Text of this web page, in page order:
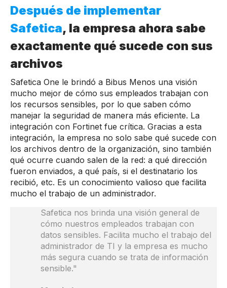
Después de implementar
Safetica, la empresa ahora sabe
exactamente qué sucede con sus
archivos
Safetica One le brindó a Bibus Menos una visión
mucho mejor de cómo sus empleados trabajan con
los recursos sensibles, por lo que saben cómo
manejar la seguridad de manera más eficiente. La
integración con Fortinet fue crítica. Gracias a esta
integración, la empresa no solo sabe qué sucede con
los archivos dentro de la organización, sino también
qué ocurre cuando salen de la red: a qué dirección
fueron enviados, a qué país, si el destinatario los
recibió, etc. Es un conocimiento valioso que facilita
mucho el trabajo de un administrador.
Safetica nos brinda una visión general de
cómo nuestros empleados trabajan con
datos sensibles. Facilita mucho el trabajo del
administrador de TI y la empresa es mucho
más segura cuando se trata de información
sensible."